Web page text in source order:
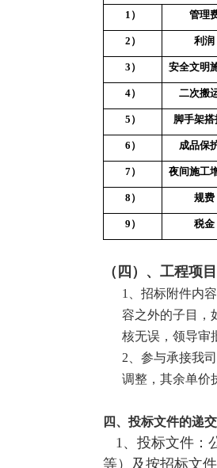
1 ） 管理
2 ） 利润
3 ） 安全文明
4） 二次搬
5 ） 脚手架搭
6 ） 成品保
7） 夜间施工
8 ） 规费
9 ） 税金
（四）、工程项
1、招标附件内
容之外的子目，
核无误，领导审
2、参与承接我
调整，其余单价
四、投标文件的递
1、投标文件：
等）及按招标文